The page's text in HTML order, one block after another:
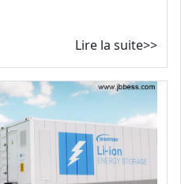
Lire la suite>>